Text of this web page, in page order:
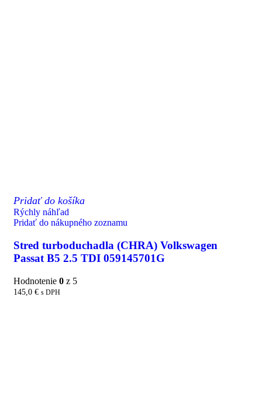
Pridať do košíka
Rýchly náhľad
Pridať do nákupného zoznamu
Stred turboduchadla (CHRA) Volkswagen
Passat B5 2.5 TDI 059145701G
Hodnotenie 0 z 5
145,0 € s DPH